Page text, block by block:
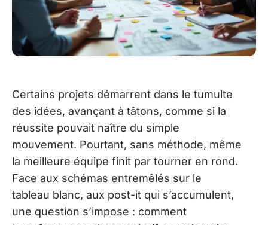
Certains projets démarrent dans le tumulte
des idées, avançant à tâtons, comme si la
réussite pouvait naître du simple
mouvement. Pourtant, sans méthode, même
la meilleure équipe finit par tourner en rond.
Face aux schémas entremêlés sur le
tableau blanc, aux post-it qui s’accumulent,
une question s’impose : comment